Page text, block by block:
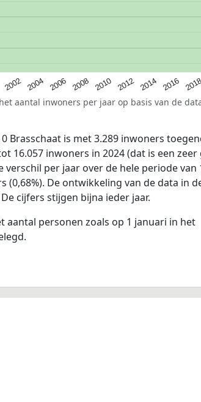
2002 2004 2006 2008 2010 2012 2014 2016 2018
aantal inwoners per jaar op basis van de
Brasschaat is met 3.289 inwoners
16.057 inwoners in 2024 (dat is een
verschil per jaar over de hele periode van
(0,68%). De ontwikkeling van de data in
cijfers stijgen bijna ieder jaar.
aantal personen zoals op 1 januari in het